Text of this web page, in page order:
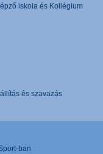
iskola és Kollégium
és szavazás
ban